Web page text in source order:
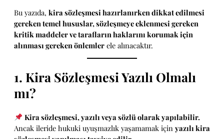
Bu yazıda, kira sözleşmesi hazırlanırken dikkat edilmesi
gereken temel hususlar, sözleşmeye eklenmesi gereken
kritik maddeler ve tarafların haklarını korumak için
alınması gereken önlemler ele alınacaktır.
1. Kira Sözleşmesi Yazılı Olmalı
mı?
Kira sözleşmesi, yazılı veya sözlü olarak yapılabilir.
Ancak ileride hukuki uyuşmazlık yaşamamak için yazılı kira